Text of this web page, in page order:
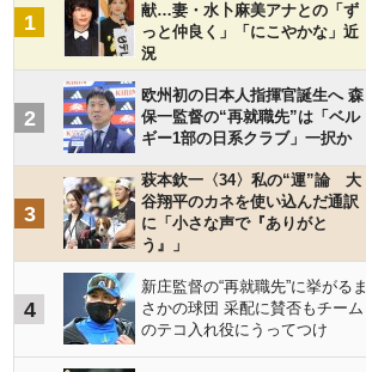
1
献…妻・水卜麻美アナとの「ず
っと仲良く」「にこやかな」近
況
2
欧州初の日本人指揮官誕生へ 森
保一監督の“再就職先”は「ベル
ギー1部の日系クラブ」一択か
3
萩本欽一〈34〉私の“運”論 大
谷翔平のカネを使い込んだ通訳
に「小さな声で『ありがと
う』」
4
新庄監督の“再就職先”に挙がるま
さかの球団 采配に賛否もチーム
のテコ入れ役にうってつけ